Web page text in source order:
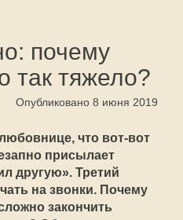
почему
так тяжело?
Опубликовано 8 июня 2019
что вот-вот
присылает
другую». Третий
на звонки. Почему
закончить